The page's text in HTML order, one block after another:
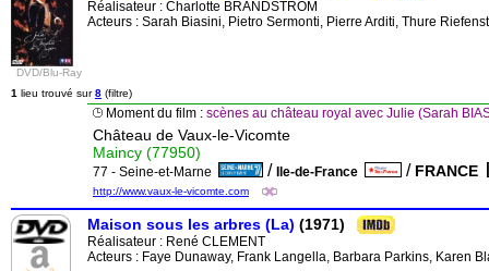
DVD/Blu-Ray
Réalisateur : Charlotte BRANDSTROM
Acteurs : Sarah Biasini, Pietro Sermonti, Pierre Arditi, Thure
1 lieu trouvé sur8 (filtre)
Moment du film : scènes au château royal avec Julie (Sarah
Château de Vaux-le-Vicomte
Maincy (77950)
77 - Seine-et-Marne / Ile-de-France / FRANCE
http://www.vaux-le-vicomte.com
Maison sous les arbres (La) (1971)
Réalisateur : René CLEMENT
Acteurs : Faye Dunaway, Frank Langella, Barbara Parkins, Karen